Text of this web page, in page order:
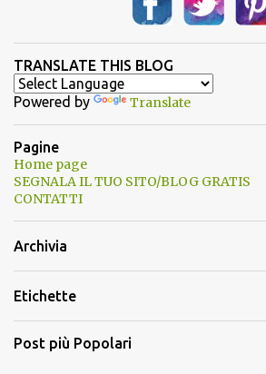
TRANSLATE THIS BLOG
Powered by Translate
Pagine
Home page
SEGNALA IL TUO SITO/BLOG GRATIS
CONTATTI
Archivia
Etichette
Post più Popolari